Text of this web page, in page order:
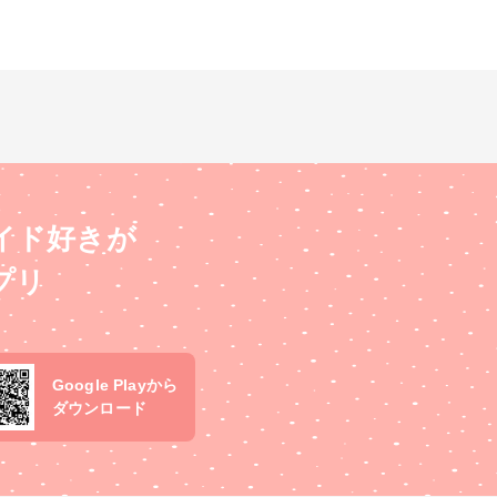
ド好きが
リ
Google Playから
ダウンロード